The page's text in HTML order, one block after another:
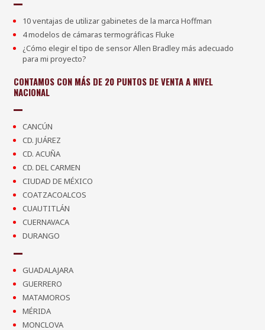
10 ventajas de utilizar gabinetes de la marca Hoffman
4 modelos de cámaras termográficas Fluke
¿Cómo elegir el tipo de sensor Allen Bradley más adecuado
para mi proyecto?
CONTAMOS CON MÁS DE 20 PUNTOS DE VENTA A NIVEL
NACIONAL
CANCÚN
CD. JUÁREZ
CD. ACUÑA
CD. DEL CARMEN
CIUDAD DE MÉXICO
COATZACOALCOS
CUAUTITLÁN
CUERNAVACA
DURANGO
GUADALAJARA
GUERRERO
MATAMOROS
MÉRIDA
MONCLOVA